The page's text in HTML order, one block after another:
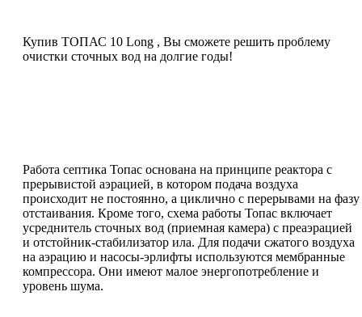
Купив ТОПАС 10 Long , Вы сможете решить проблему
очистки сточных вод на долгие годы!
Работа септика Топас основана на принципе реактора с
прерывистой аэрацией, в котором подача воздуха
происходит не постоянно, а циклично с перерывами на фазу
отстаивания. Кроме того, схема работы Топас включает
усреднитель сточных вод (приемная камера) с преаэрацией
и отстойник-стабилизатор ила. Для подачи сжатого воздуха
на аэрацию и насосы-эрлифты используются мембранные
компрессора. Они имеют малое энергопотребление и
уровень шума.